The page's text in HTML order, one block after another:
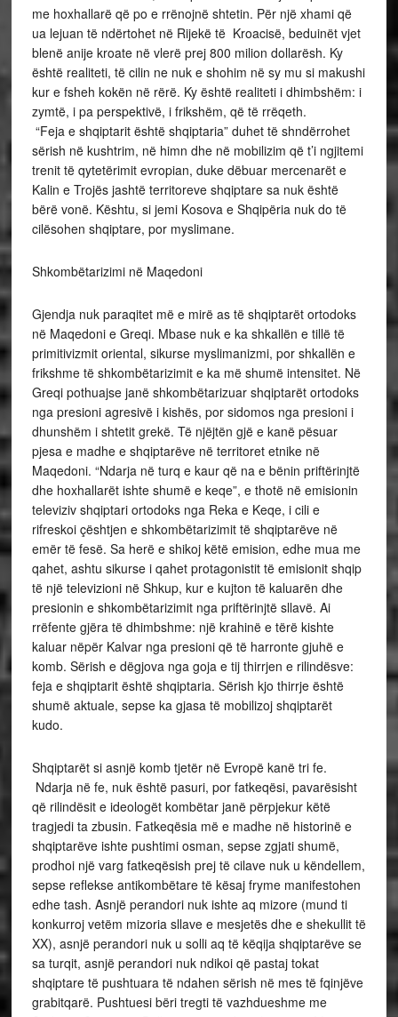
me hoxhallarë që po e rrënojnë shtetin. Për një xhami që
ua lejuan të ndërtohet në Rijekë të Kroacisë, beduinët vjet
blenë anije kroate në vlerë prej 800 milion dollarësh. Ky
është realiteti, të cilin ne nuk e shohim në sy mu si makushi
kur e fsheh kokën në rërë. Ky është realiteti i dhimbshëm: i
zymtë, i pa perspektivë, i frikshëm, që të rrëqeth.
“Feja e shqiptarit është shqiptaria” duhet të shndërrohet
sërish në kushtrim, në himn dhe në mobilizim që t’i ngjitemi
trenit të qytetërimit evropian, duke dëbuar mercenarët e
Kalin e Trojës jashtë territoreve shqiptare sa nuk është
bërë vonë. Kështu, si jemi Kosova e Shqipëria nuk do të
cilësohen shqiptare, por myslimane.
Shkombëtarizimi në Maqedoni
Gjendja nuk paraqitet më e mirë as të shqiptarët ortodoks
në Maqedoni e Greqi. Mbase nuk e ka shkallën e tillë të
primitivizmit oriental, sikurse myslimanizmi, por shkallën e
frikshme të shkombëtarizimit e ka më shumë intensitet. Në
Greqi pothuajse janë shkombëtarizuar shqiptarët ortodoks
nga presioni agresivë i kishës, por sidomos nga presioni i
dhunshëm i shtetit grekë. Të njëjtën gjë e kanë pësuar
pjesa e madhe e shqiptarëve në territoret etnike në
Maqedoni. “Ndarja në turq e kaur që na e bënin priftërinjtë
dhe hoxhallarët ishte shumë e keqe”, e thotë në emisionin
televiziv shqiptari ortodoks nga Reka e Keqe, i cili e
rifreskoi çështjen e shkombëtarizimit të shqiptarëve në
emër të fesë. Sa herë e shikoj këtë emision, edhe mua me
qahet, ashtu sikurse i qahet protagonistit të emisionit shqip
të një televizioni në Shkup, kur e kujton të kaluarën dhe
presionin e shkombëtarizimit nga priftërinjtë sllavë. Ai
rrëfente gjëra të dhimbshme: një krahinë e tërë kishte
kaluar nëpër Kalvar nga presioni që të harronte gjuhë e
komb. Sërish e dëgjova nga goja e tij thirrjen e rilindësve:
feja e shqiptarit është shqiptaria. Sërish kjo thirrje është
shumë aktuale, sepse ka gjasa të mobilizoj shqiptarët
kudo.
Shqiptarët si asnjë komb tjetër në Evropë kanë tri fe.
Ndarja në fe, nuk është pasuri, por fatkeqësi, pavarësisht
që rilindësit e ideologët kombëtar janë përpjekur këtë
tragjedi ta zbusin. Fatkeqësia më e madhe në historinë e
shqiptarëve ishte pushtimi osman, sepse zgjati shumë,
prodhoi një varg fatkeqësish prej të cilave nuk u këndellem,
sepse reflekse antikombëtare të kësaj fryme manifestohen
edhe tash. Asnjë perandori nuk ishte aq mizore (mund ti
konkurroj vetëm mizoria sllave e mesjetës dhe e shekullit të
XX), asnjë perandori nuk u solli aq të këqija shqiptarëve se
sa turqit, asnjë perandori nuk ndikoi që pastaj tokat
shqiptare të pushtuara të ndahen sërish në mes të fqinjëve
grabitqarë. Pushtuesi bëri tregti të vazhdueshme me